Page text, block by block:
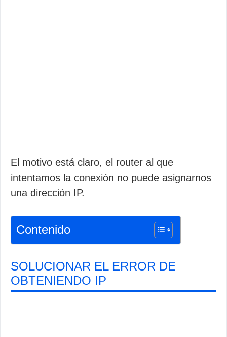
El motivo está claro, el router al que
intentamos la conexión no puede asignarnos
una dirección IP.
Contenido
SOLUCIONAR EL ERROR DE
OBTENIENDO IP